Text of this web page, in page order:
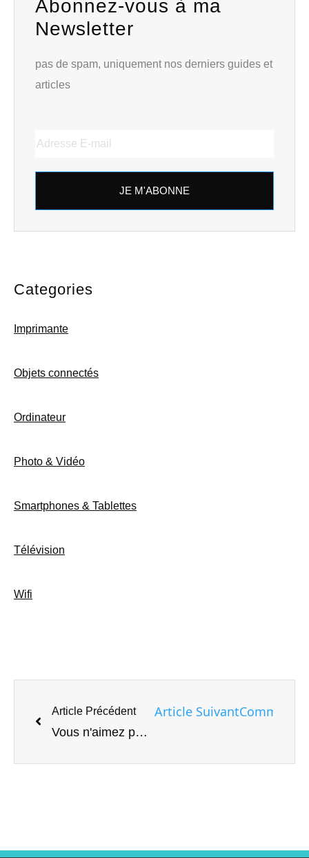
Abonnez-vous à ma
Newsletter
pas de spam, uniquement nos derniers guides et
articles
JE M'ABONNE
Categories
Imprimante
Objets connectés
Ordinateur
Photo & Vidéo
Smartphones & Tablettes
Télévision
Wifi
Article Précédent
Vous n'aimez pas le nouveau look Apple Mail? Voici comment revenir à la vue classique
Article SuivantComment